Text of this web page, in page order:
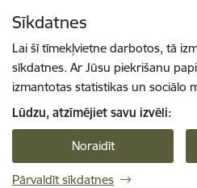
Sīkdatnes
Lai šī tīmekļvietne darbotos, tā
sīkdatnes. Ar Jūsu piekrišanu
izmantotas statistikas un sociālo
Lūdzu, atzīmējiet savu izvēli:
Noraidīt
Pārvaldīt sīkdatnes